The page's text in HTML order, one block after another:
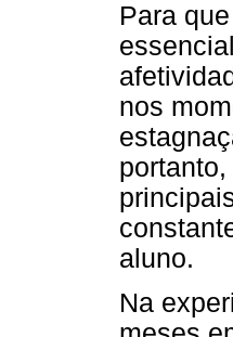
Para
nos
aluno.
Na